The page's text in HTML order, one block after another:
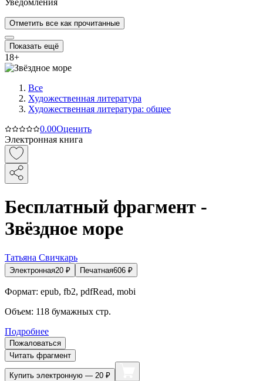
Уведомления
Отметить все как прочитанные
Показать ещё
18+
Все
Художественная литература
Художественная литература: общее
0.00Оценить
Электронная книга
Бесплатный фрагмент -
Звёздное море
Татьяна Свичкарь
Электронная20 ₽ Печатная606 ₽
Формат: epub, fb2, pdfRead, mobi
Объем: 118 бумажных стр.
Подробнее
Пожаловаться
Читать фрагмент
Купить электронную — 20 ₽